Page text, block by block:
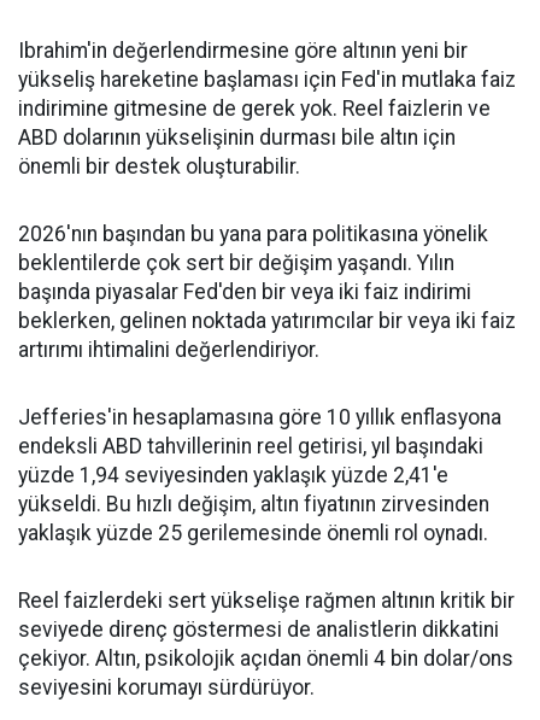
Ibrahim'in değerlendirmesine göre altının yeni bir
yükseliş hareketine başlaması için Fed'in mutlaka faiz
indirimine gitmesine de gerek yok. Reel faizlerin ve
ABD dolarının yükselişinin durması bile altın için
önemli bir destek oluşturabilir.
2026'nın başından bu yana para politikasına yönelik
beklentilerde çok sert bir değişim yaşandı. Yılın
başında piyasalar Fed'den bir veya iki faiz indirimi
beklerken, gelinen noktada yatırımcılar bir veya iki faiz
artırımı ihtimalini değerlendiriyor.
Jefferies'in hesaplamasına göre 10 yıllık enflasyona
endeksli ABD tahvillerinin reel getirisi, yıl başındaki
yüzde 1,94 seviyesinden yaklaşık yüzde 2,41'e
yükseldi. Bu hızlı değişim, altın fiyatının zirvesinden
yaklaşık yüzde 25 gerilemesinde önemli rol oynadı.
Reel faizlerdeki sert yükselişe rağmen altının kritik bir
seviyede direnç göstermesi de analistlerin dikkatini
çekiyor. Altın, psikolojik açıdan önemli 4 bin dolar/ons
seviyesini korumayı sürdürüyor.